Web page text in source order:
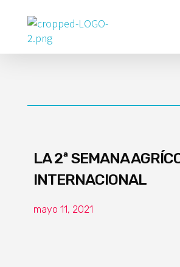
Poder Agropecuario
LA 2ª SEMANA
INTERNACIONAL
mayo 11, 2021